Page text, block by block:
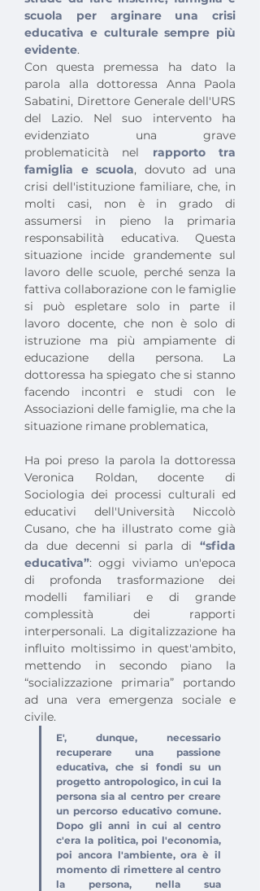
scuola per arginare una crisi
educativa e culturale sempre più
evidente.
Con questa premessa ha dato la
parola alla dottoressa Anna Paola
Sabatini, Direttore Generale dell'URS
del Lazio. Nel suo intervento ha
evidenziato una grave
problematicità nel rapporto tra
famiglia e scuola, dovuto ad una
crisi dell'istituzione familiare, che, in
molti casi, non è in grado di
assumersi in pieno la primaria
responsabilità educativa. Questa
situazione incide grandemente sul
lavoro delle scuole, perché senza la
fattiva collaborazione con le famiglie
si può espletare solo in parte il
lavoro docente, che non è solo di
istruzione ma più ampiamente di
educazione della persona. La
dottoressa ha spiegato che si stanno
facendo incontri e studi con le
Associazioni delle famiglie, ma che la
situazione rimane problematica,
Ha poi preso la parola la dottoressa
Veronica Roldan, docente di
Sociologia dei processi culturali ed
educativi dell'Università Niccolò
Cusano, che ha illustrato come già
da due decenni si parla di “sfida
educativa”: oggi viviamo un'epoca
di profonda trasformazione dei
modelli familiari e di grande
complessità dei rapporti
interpersonali. La digitalizzazione ha
influito moltissimo in quest'ambito,
mettendo in secondo piano la
“socializzazione primaria” portando
ad una vera emergenza sociale e
civile.
E', dunque, necessario
recuperare una passione
educativa, che si fondi su un
progetto antropologico, in cui la
persona sia al centro per creare
un percorso educativo comune.
Dopo gli anni in cui al centro
c'era la politica, poi l'economia,
poi ancora l'ambiente, ora è il
momento di rimettere al centro
la persona, nella sua